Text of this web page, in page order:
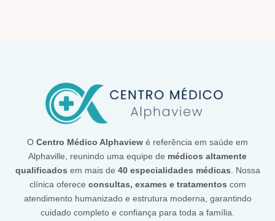
O Centro Médico Alphaview é referência em saúde em
Alphaville, reunindo uma equipe de médicos altamente
qualificados em mais de 40 especialidades médicas . Nossa
clínica oferece consultas, exames e tratamentos com
atendimento humanizado e estrutura moderna, garantindo
cuidado completo e confiança para toda a família.